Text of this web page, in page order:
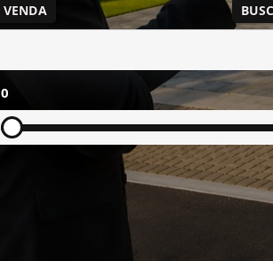
VENDA
0